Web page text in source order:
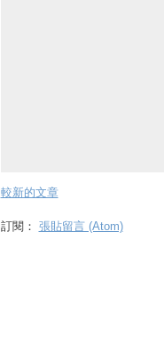
較新的文章
訂閱： 張貼留言 (Atom)